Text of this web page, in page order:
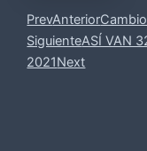
PrevAnterior
SiguienteASÍ VAN
2021Next